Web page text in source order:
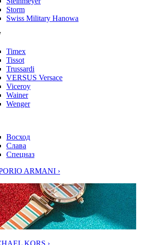
Storm
Swiss Military Hanowa
Timex
Tissot
Trussardi
VERSUS Versace
Viceroy
Wainer
Wenger
Восход
Слава
Спецназ
ARMANI ›
KORS ›